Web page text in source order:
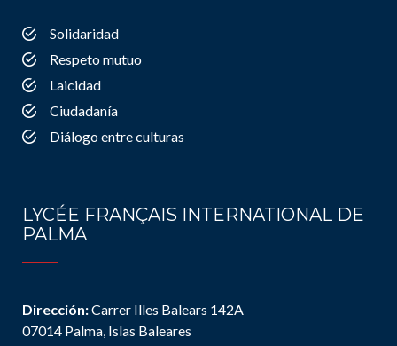
Solidaridad
Respeto mutuo
Laicidad
Ciudadanía
Diálogo entre culturas
LYCÉE FRANÇAIS INTERNATIONAL DE
PALMA
Dirección:Carrer Illes Balears 142A
07014 Palma, Islas Baleares